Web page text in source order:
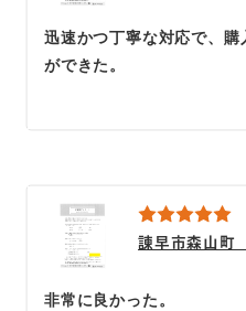
迅速かつ丁寧な対応で、
ができた。
諫早市森山
非常に良かった。